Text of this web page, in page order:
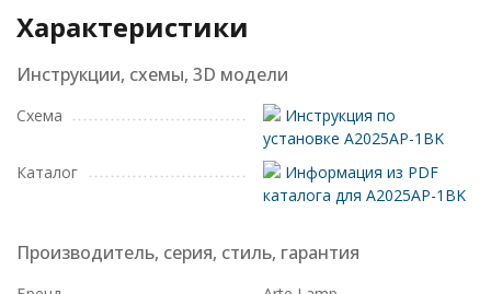
Характеристики
Инструкции, схемы, 3D модели
Схема
Инструкция по
установке A2025AP-1BK
Каталог
Информация из PDF
каталога для A2025AP-1BK
Производитель, серия, стиль, гарантия